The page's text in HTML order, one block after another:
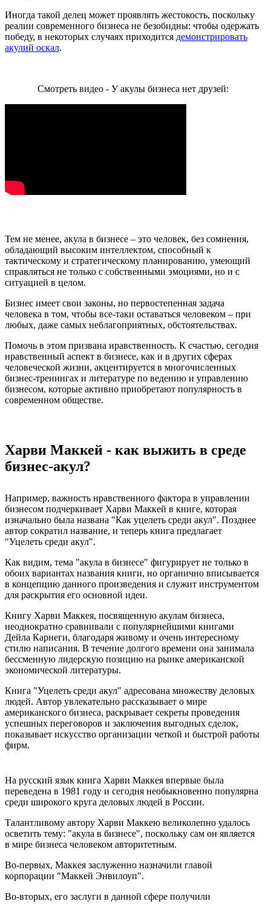
Иногда такой делец может проявлять жестокость, поскольку
реалии современного бизнеса не безобидны: чтобы одержать
победу, в некоторых случаях приходится демонстрировать
акулий оскал.
Смотреть видео - У акулы бизнеса нет друзей:
Тем не менее, акула в бизнесе – это человек, без сомнения,
обладающий высоким интеллектом, способный к
тактическому и стратегическому планированию, умеющий
справляться не только с собственными эмоциями, но и с
ситуацией в целом.
Бизнес имеет свои законы, но первостепенная задача
человека в том, чтобы все-таки оставаться человеком – при
любых, даже самых неблагоприятных, обстоятельствах.
Помочь в этом призвана нравственность. К счастью, сегодня
нравственный аспект в бизнесе, как и в других сферах
человеческой жизни, акцентируется в многочисленных
бизнес-тренингах и литературе по ведению и управлению
бизнесом, которые активно приобретают популярность в
современном обществе.
Харви Маккей - как выжить в среде
бизнес-акул?
Например, важность нравственного фактора в управлении
бизнесом подчеркивает Харви Маккей в книге, которая
изначально была названа "Как уцелеть среди акул". Позднее
автор сократил название, и теперь книга предлагает
"Уцелеть среди акул".
Как видим, тема "акула в бизнесе" фигурирует не только в
обоих вариантах названия книги, но органично вписывается
в концепцию данного произведения и служит инструментом
для раскрытия его основной идеи.
Книгу Харви Маккея, посвященную акулам бизнеса,
неоднократно сравнивали с популярнейшими книгами
Дейла Карнеги, благодаря живому и очень интересному
стилю написания. В течение долгого времени она занимала
бессменную лидерскую позицию на рынке американской
экономической литературы.
Книга "Уцелеть среди акул" адресована множеству деловых
людей. Автор увлекательно рассказывает о мире
американского бизнеса, раскрывает секреты проведения
успешных переговоров и заключения выгодных сделок,
показывает искусство организации четкой и быстрой работы
фирм.
На русский язык книга Харви Маккея впервые была
переведена в 1981 году и сегодня необыкновенно популярна
среди широкого круга деловых людей в России.
Талантливому автору Харви Маккею великолепно удалось
осветить тему: "акула в бизнесе", поскольку сам он является
в мире бизнеса человеком авторитетным.
Во-первых, Маккея заслуженно назначили главой
корпорации "Маккей Энвилоуп".
Во-вторых, его заслуги в данной сфере получили